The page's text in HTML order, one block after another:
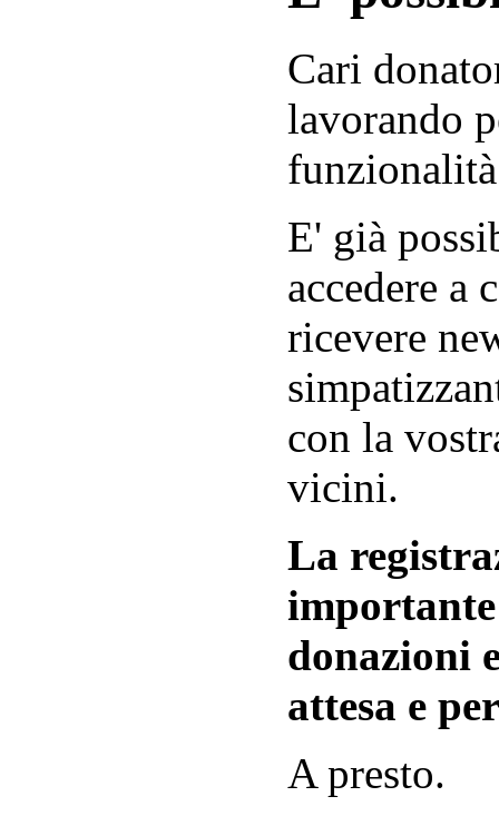
Cari
lavorando
E' già
accedere a
ricevere
con la
vicini.
La
donazioni
attesa e
A presto.